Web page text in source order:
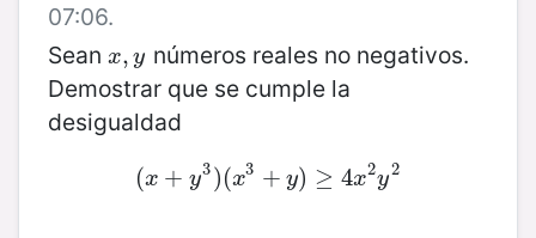
07:06.
Sean x, y
x,y números reales no negativos.
Demostrar que se cumple la
desigualdad
(x + y3)(x3 + y) ≥ 4x2y2
( x+ y3)(x3 +y)≥ 4x2y2